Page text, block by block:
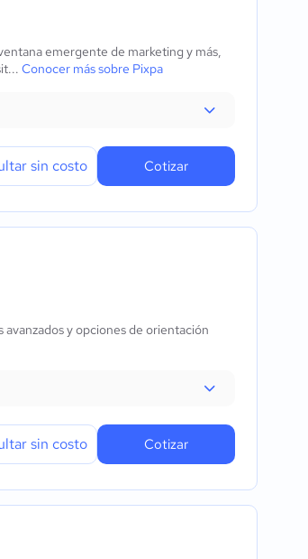
emergente de marketing y más,
Conocer más sobre Pixpa
sin costo Cotizar
y opciones de orientación
sin costo Cotizar